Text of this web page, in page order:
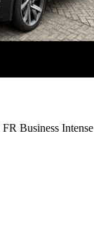
Business Intense